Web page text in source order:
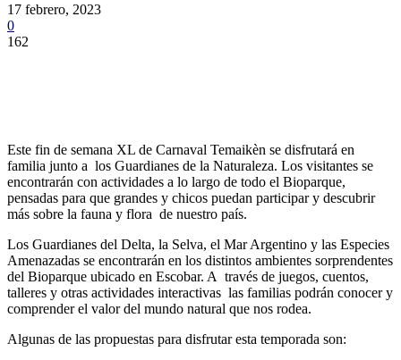
17 febrero, 2023
0
162
Este fin de semana XL de Carnaval Temaikèn se disfrutará en
familia junto a los Guardianes de la Naturaleza. Los visitantes se
encontrarán con actividades a lo largo de todo el Bioparque,
pensadas para que grandes y chicos puedan participar y descubrir
más sobre la fauna y flora de nuestro país.
Los Guardianes del Delta, la Selva, el Mar Argentino y las Especies
Amenazadas se encontrarán en los distintos ambientes sorprendentes
del Bioparque ubicado en Escobar. A través de juegos, cuentos,
talleres y otras actividades interactivas las familias podrán conocer y
comprender el valor del mundo natural que nos rodea.
Algunas de las propuestas para disfrutar esta temporada son: